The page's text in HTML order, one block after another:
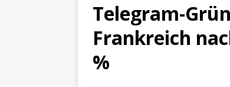
Telegram-
Frankreich
%